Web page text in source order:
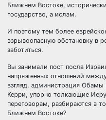
Ближнем Востоке,
государство, а ислам.
И поэтому тем более
взрывоопасную обстановку в
заботиться.
Вы занимали пост посла
напряженных отношений
взгляд, администрация
Керри, упорно толкающие
переговорам, разбираются в
Ближнем Востоке?